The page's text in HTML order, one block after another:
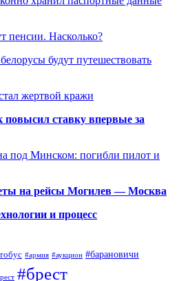
пенсии. Насколько?
будут путешествовать
жертвой кражи
повысил ставку впервые за
под Минском: погибли пилот и
на рейсы Могилев — Москва
и процесс
#армия #аукцион #барановичи
#брест